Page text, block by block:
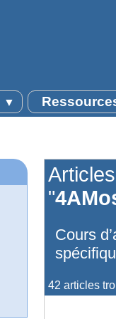
▼
"
Cours
42 articles